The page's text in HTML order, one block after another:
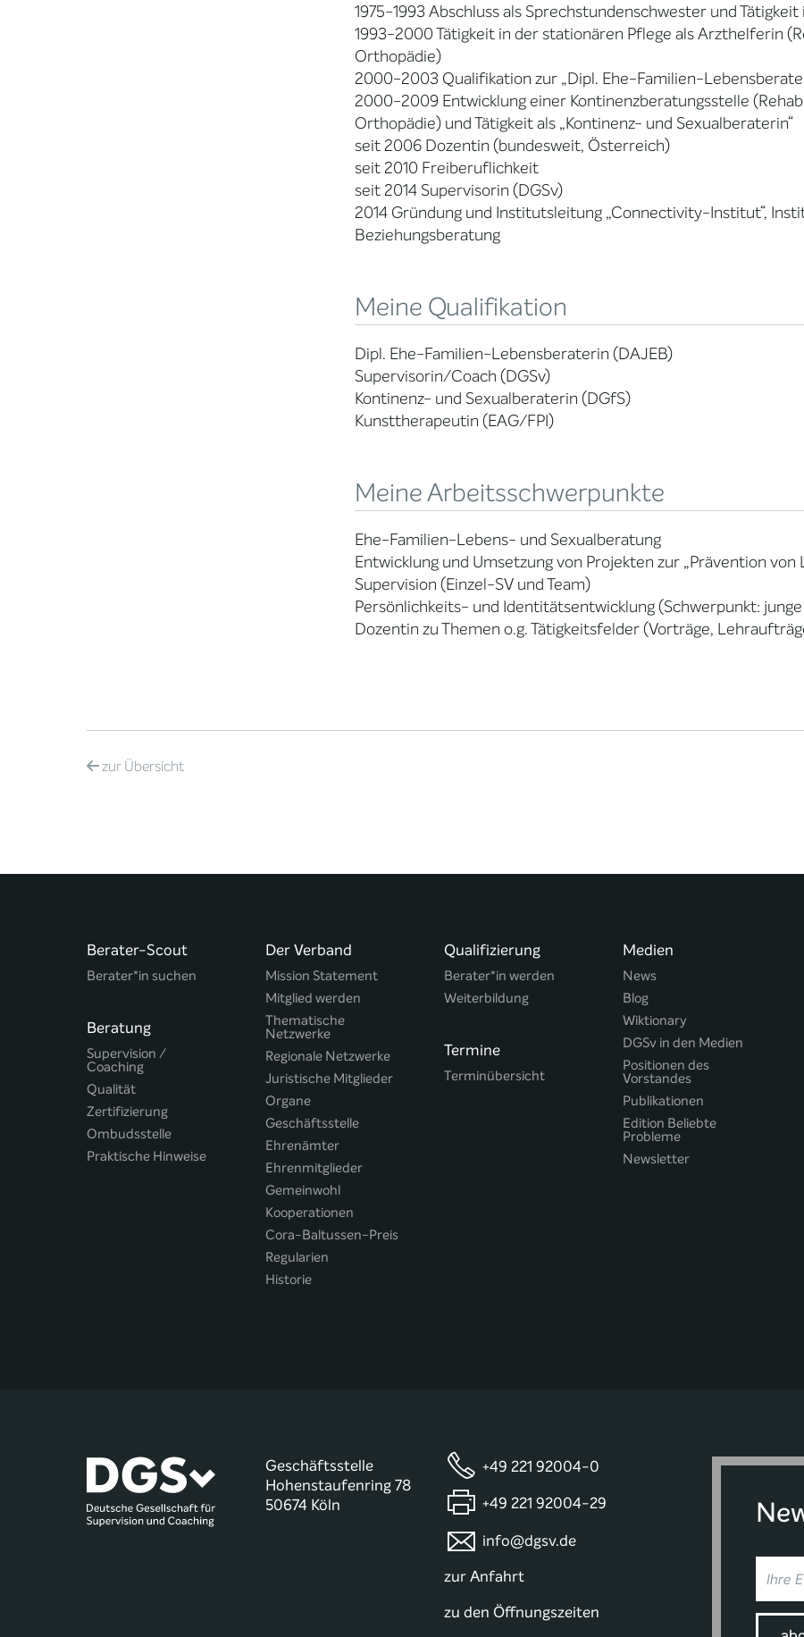
1975-1993 Abschluss als Sprechstundenschwester und
1993-2000 Tätigkeit in der stationären Pflege als Arzthelferin
Orthopädie)
2000-2003 Qualifikation zur „Dipl. Ehe-Familien-
2000-2009 Entwicklung einer Kontinenzberatungsstelle
Orthopädie) und Tätigkeit als „Kontinenz- und Sexualberaterin“
seit 2006 Dozentin (bundesweit, Österreich)
seit 2010 Freiberuflichkeit
seit 2014 Supervisorin (DGSv)
2014 Gründung und Institutsleitung „Connectivity-Institut“,
Beziehungsberatung
Meine Qualifikation
Dipl. Ehe-Familien-Lebensberaterin (DAJEB)
Supervisorin/Coach (DGSv)
Kontinenz- und Sexualberaterin (DGfS)
Kunsttherapeutin (EAG/FPI)
Meine Arbeitsschwerpunkte
Ehe-Familien-Lebens- und Sexualberatung
Entwicklung und Umsetzung von Projekten zur „Prävention von
Supervision (Einzel-SV und Team)
Persönlichkeits- und Identitätsentwicklung (Schwerpunkt:
Dozentin zu Themen o.g. Tätigkeitsfelder (Vorträge,
zurÜbersicht
Berater-Scout
Berater*in suchen
Beratung
Supervision /
Coaching
Qualität
Zertifizierung
Ombudsstelle
Praktische Hinweise
Der Verband
Mission Statement
Mitglied werden
Thematische
Netzwerke
Regionale Netzwerke
Juristische Mitglieder
Organe
Geschäftsstelle
Ehrenämter
Ehrenmitglieder
Gemeinwohl
Kooperationen
Cora-Baltussen-Preis
Regularien
Historie
Qualifizierung
Berater*in werden
Weiterbildung
Termine
Terminübersicht
Medien
News
Blog
Wiktionary
DGSv in den Medien
Positionen des
Vorstandes
Publikationen
Edition Beliebte
Probleme
Newsletter
Geschäftsstelle
Hohenstaufenring 78
50674 Köln
+49 221 92004-0
+49 221 92004-29
info@dgsv.de
zur Anfahrt
zu den Öffnungszeiten